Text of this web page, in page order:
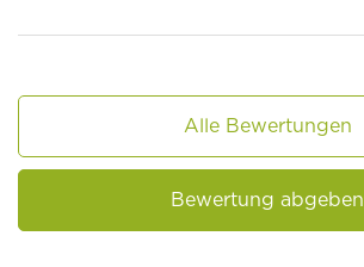
Alle Bewertungen
Bewertung abgeben